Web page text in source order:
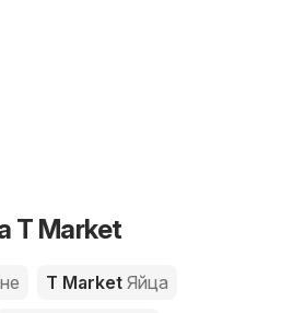
T Market
T Market Яйца